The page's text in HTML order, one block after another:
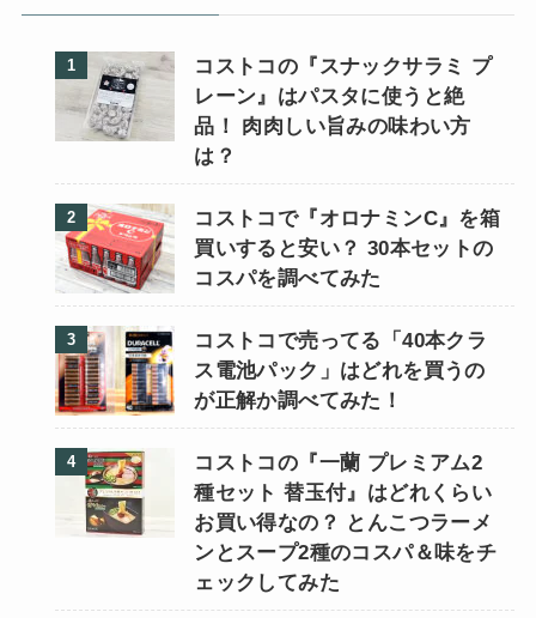
コストコの『スナックサラミ プ
レーン』はパスタに使うと絶
品！ 肉肉しい旨みの味わい方
は？
コストコで『オロナミンC』を箱
買いすると安い？ 30本セットの
コスパを調べてみた
コストコで売ってる「40本クラ
ス電池パック」はどれを買うの
が正解か調べてみた！
コストコの『一蘭 プレミアム2
種セット 替玉付』はどれくらい
お買い得なの？ とんこつラーメ
ンとスープ2種のコスパ＆味をチ
ェックしてみた